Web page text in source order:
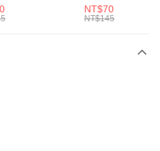
)免運費
NT$70
NT$145